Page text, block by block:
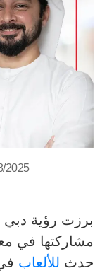
2025
برزت رؤية دبي
مشاركتها في
حدث للألعاب